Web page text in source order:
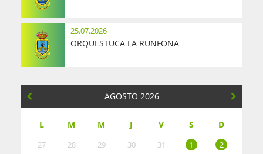
25.07.2026
ORQUESTUCA LA RUNFONA
AGOSTO 2026
L M M J V S D
27 28 29 30 31 1
2